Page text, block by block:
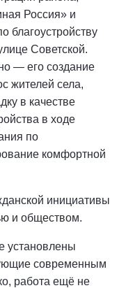
Россия» и
благоустройству
Советской.
— его создание
жителей села,
в качестве
в ходе
по
комфортной
инициативы
и обществом.
установлены
современным
работа ещё не